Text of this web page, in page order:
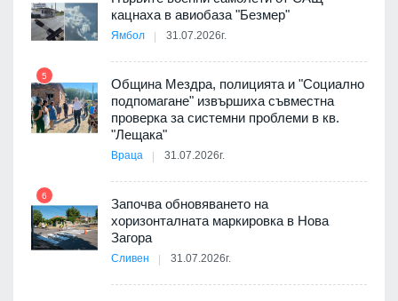
кацнаха в авиобаза "Безмер"
Ямбол 31.07.2026г.
5
Община Мездра, полицията и "Социално
подпомагане" извършиха съвместна
проверка за системни проблеми в кв.
"Лещака"
Враца 31.07.2026г.
6
Започва обновяването на
хоризонталната маркировка в Нова
Загора
Сливен 31.07.2026г.